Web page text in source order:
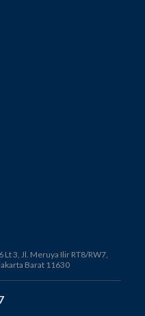
Lt 3, Jl. Meruya Ilir RT8/RW7,
Barat 11630